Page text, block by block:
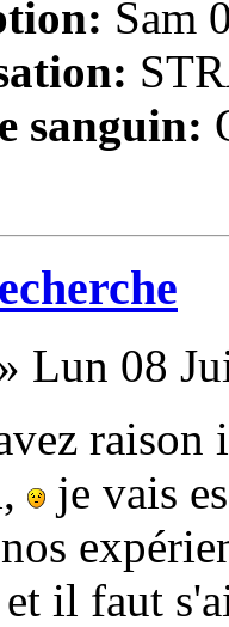
Sam
sanguin:
Lun 08
raison
je vais
et il faut